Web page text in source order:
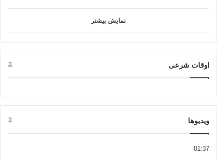
نمایش بیشتر
اوقات شرعی
ویدیوها
01:37